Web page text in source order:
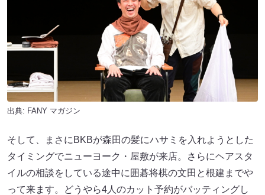
出典: FANY マガジン
そして、まさにBKBが森田の髪にハサミを入れようとした
タイミングでニューヨーク・屋敷が来店。さらにヘアスタ
イルの相談をしている途中に囲碁将棋の文田と根建までや
って来ます。どうやら4人のカット予約がバッティングし